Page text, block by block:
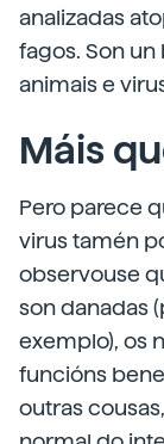
analizadas
fagos. Son
animais e
Máis
Pero parece
virus tamén
observouse
son danadas
exemplo), os
funcións
outras